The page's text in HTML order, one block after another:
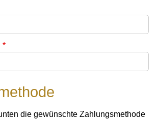
*
die gewünschte Zahlungsmethode